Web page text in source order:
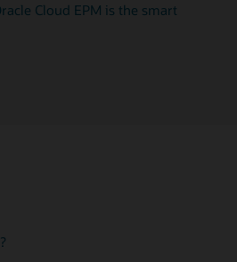
Cloud EPM is the smart